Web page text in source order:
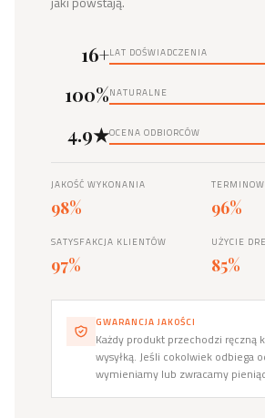
16+LAT DOŚWIADCZENIA
100%NATURALNE
4.9★OCENA ODBIORCÓW
JAKOŚĆ WYKONANIA
98% 96%
SATYSFAKCJA KLIENTÓW
97%
UŻYCIE
85%
GWARANCJA JAKOŚCI
Każdy produkt przechodzi ręczną
wysyłką. Jeśli cokolwiek odbiega
wymieniamy lub zwracamy